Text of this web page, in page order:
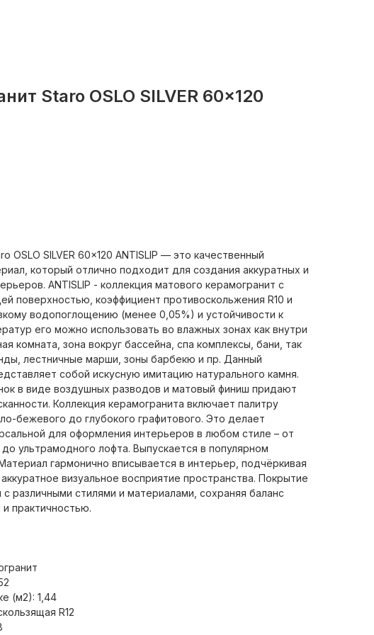
Staro OSLO SILVER 60x120
OSLO SILVER 60x120 ANTISLIP — это качественный
который отлично подходит для создания аккуратных и
ANTISLIP - коллекция матового керамогранит с
поверхностью, коэффициент противоскольжения R10 и
водопоглощению (менее 0,05%) и устойчивости к
его можно использовать во влажных зонах как внутри
комната, зона вокруг бассейна, спа комплексы, бани, так
лестничные марши, зоны барбекю и пр. Данный
собой искусную имитацию натурального камня.
в виде воздушных разводов и матовый финиш придают
Коллекция керамогранита включает палитру
бежевого до глубокого графитового. Это делает
для оформления интерьеров в любом стиле – от
до ультрамодного лофта. Выпускается в популярном
гармонично вписывается в интерьер, подчёркивая
визуальное восприятие пространства. Покрытие
с различными стилями и материалами, сохраняя баланс
практичностью.
(м2): 1,44
R12